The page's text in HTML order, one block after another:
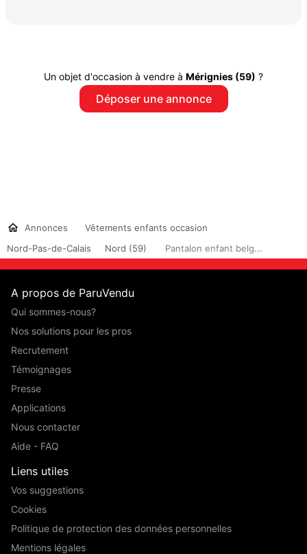
Un objet d'occasion à vendre à Mérignies (59) ?
Déposer une annonce
Annonces
Vêtements enfants occasion
Nord-Pas-de-Calais
Nord (59) Pantalon enfant belg...
A propos de ParuVendu
Qui sommes-nous?
Nos solutions pour les pros
Recrutement
Témoignages
Presse
Applications
Nous contacter
Aide - FAQ
Liens utiles
Vos suggestions
Cookies
Politique de protection des données personnelles
Mentions légales